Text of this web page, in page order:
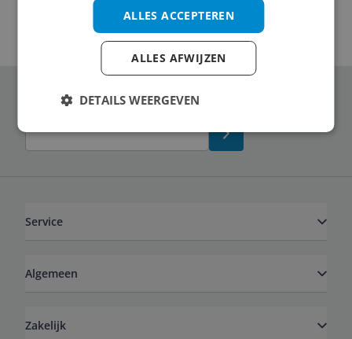
Schrijf je in voor onze nieuwsbrief
Service
Algemeen
Zakelijk
ALLES ACCEPTEREN
ALLES AFWIJZEN
DETAILS WEERGEVEN